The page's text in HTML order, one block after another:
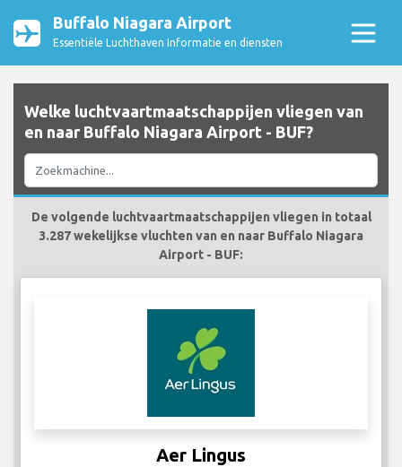
Buffalo Niagara Airport
Essentiële Luchthaven Informatie en diensten
Welke luchtvaartmaatschappijen vliegen van
en naar Buffalo Niagara Airport - BUF?
De volgende luchtvaartmaatschappijen vliegen in totaal
3.287 wekelijkse vluchten van en naar Buffalo Niagara
Airport - BUF:
Aer Lingus